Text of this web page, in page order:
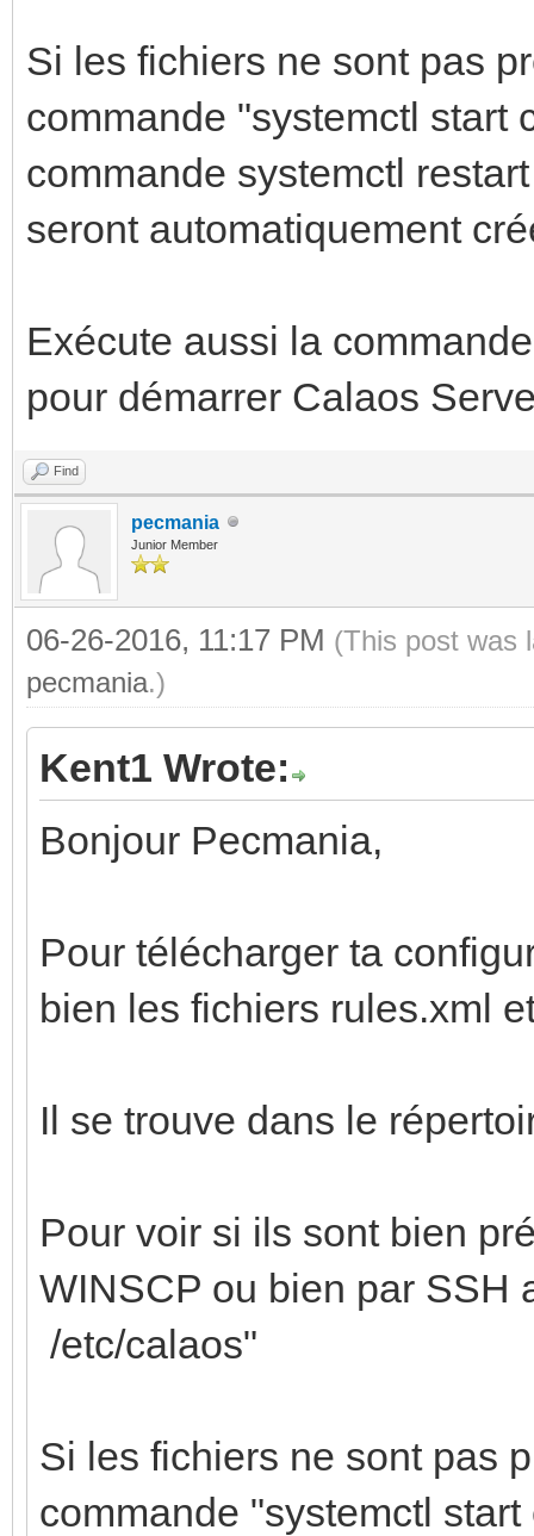
Si les fichiers ne sont pas
commande "systemctl start
commande systemctl
seront automatiquement
Exécute aussi la
pour démarrer Calaos
Find
pecmania
Junior Member
06-26-2016, 11:17 PM (This post was
pecmania.)
Kent1 Wrote:
Bonjour Pecmania,
Pour télécharger ta
bien les fichiers rules.xml
Il se trouve dans le
Pour voir si ils sont bien
WINSCP ou bien par SSH
/etc/calaos"
Si les fichiers ne sont pas
commande "systemctl